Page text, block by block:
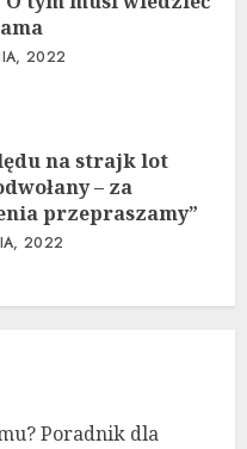
2022
na strajk lot
– za
przepraszamy”
2022
Poradnik dla